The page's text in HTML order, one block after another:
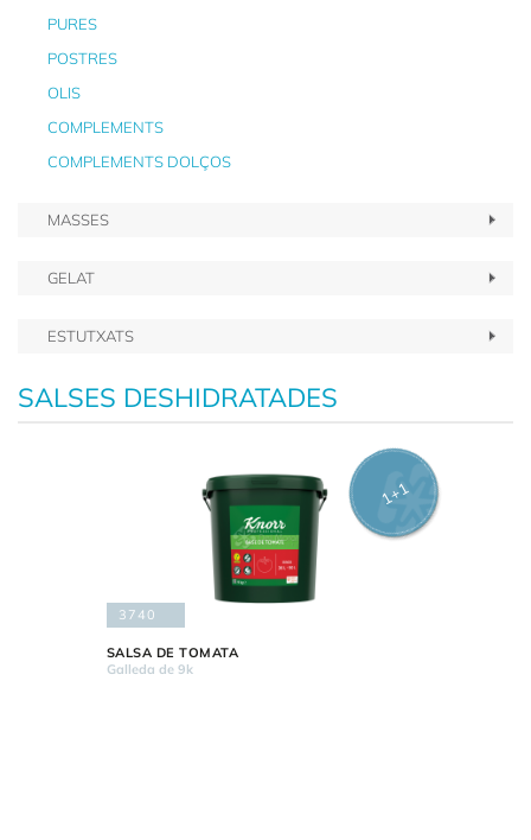
PURES
POSTRES
OLIS
COMPLEMENTS
COMPLEMENTS DOLÇOS
MASSES
GELAT
ESTUTXATS
SALSES DESHIDRATADES
3740
1+1
SALSA DE TOMATA
Galleda de 9k